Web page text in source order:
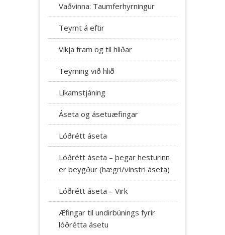
Vaðvinna: Taumferhyrningur
Teymt á eftir
Víkja fram og til hliðar
Teyming við hlið
Líkamstjáning
Áseta og ásetuæfingar
Lóðrétt áseta
Lóðrétt áseta – þegar hesturinn
er beygður (hægri/vinstri áseta)
Lóðrétt áseta – Virk
Æfingar til undirbúnings fyrir
lóðrétta ásetu